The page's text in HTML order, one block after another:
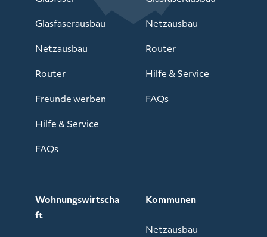
Glasfaserausbau
Netzausbau
Router
Freunde werben
Hilfe & Service
FAQs
Netzausbau
Router
Hilfe & Service
FAQs
Wohnungswirtscha
ft
Kommunen
Netzausbau